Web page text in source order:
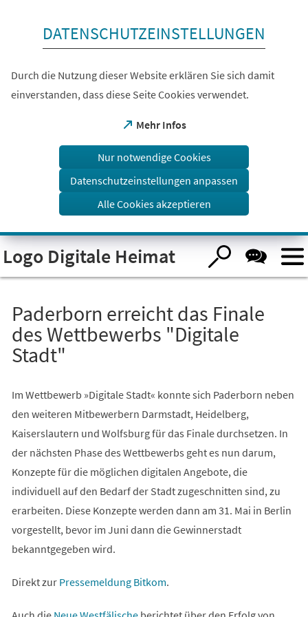
Visuelle
Assistenzsoftware
öffnen.
DATENSCHUTZEINSTELLUNGEN
Durch die Nutzung dieser Website erklären Sie sich damit
einverstanden, dass diese Seite Cookies verwendet.
Mehr Infos
(Öffnet
einem
Tab)
Nur notwendige Cookies
Datenschutzeinstellungen anpassen
Alle Cookies akzeptieren
Logo Digitale Heimat
Paderborn erreicht das Finale
des Wettbewerbs "Digitale
Stadt"
Im Wettbewerb »Digitale Stadt« konnte sich Paderborn neben
den weiteren Mitbewerbern Darmstadt, Heidelberg,
Kaiserslautern und Wolfsburg für das Finale durchsetzen. In
der nächsten Phase des Wettbewerbs geht es nun darum,
Konzepte für die möglichen digitalen Angebote, die
individuell auf den Bedarf der Stadt zugeschnitten sind, zu
erarbeiten. Diese Konzepte werden dann am 31. Mai in Berlin
vorgestellt, bevor im Juni dann die Gewinnerstadt
bekanntgegeben wird.
Direkt zur Pressemeldung Bitkom
(Öffnet
.